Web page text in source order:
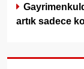
artık sadece